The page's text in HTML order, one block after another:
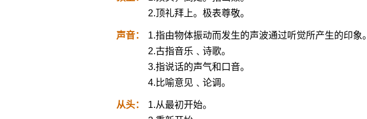
2.顶礼拜上。极表尊敬。
声音：
1.指由物体振动而发生的声波通过听觉所产生的印象。
2.古指音乐﹑诗歌。
3.指说话的声气和口音。
4.比喻意见﹑论调。
从头：
1.从最初开始。